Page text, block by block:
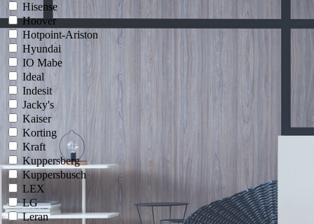
Hisense
Hoover
Hotpoint-Ariston
Hyundai
IO Mabe
Ideal
Indesit
Jacky's
Kaiser
Korting
Kraft
Kuppersberg
Kuppersbusch
LEX
LG
Leran